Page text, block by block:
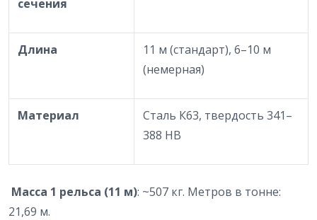
сечения
Длина
11 м (стандарт), 6–10 м
(немерная)
Материал
Сталь К63, твердость 341–
388 HB
Масса 1 рельса (11 м): ~507 кг. Метров в тонне:
21,69 м.